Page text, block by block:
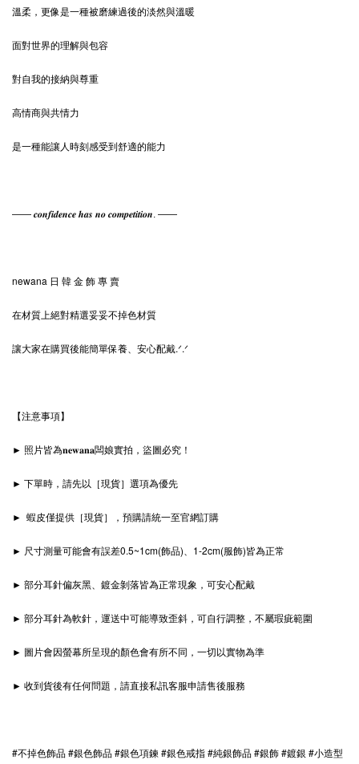
溫柔，更像是一種被磨練過後的淡然與溫暖
面對世界的理解與包容
對自我的接納與尊重
高情商與共情力
是一種能讓人時刻感受到舒適的能力
—— 𝒄𝒐𝒏𝒇𝒊𝒅𝒆𝒏𝒄𝒆 𝒉𝒂𝒔 𝒏𝒐 𝒄𝒐𝒎𝒑𝒆𝒕𝒊𝒕𝒊𝒐𝒏. ——
newana 日 韓 金 飾 專 賣
在材質上絕對精選妥妥不掉色材質
讓大家在購買後能簡單保養、安心配戴.ᐟ‪‪‪.ᐟ
【注意事項】
► 照片皆為𝐧𝐞𝐰𝐚𝐧𝐚闆娘實拍，盜圖必究！
► 下單時，請先以［現貨］選項為優先
► 蝦皮僅提供［現貨］，預購請統一至官網訂購
► 尺寸測量可能會有誤差0.5~1cm(飾品)、1-2cm(服飾)皆為正常
► 部分耳針偏灰黑、鍍金剝落皆為正常現象，可安心配戴
► 部分耳針為軟針，運送中可能導致歪斜，可自行調整，不屬瑕疵範圍
► 圖片會因螢幕所呈現的顏色會有所不同，一切以實物為準
► 收到貨後有任何問題，請直接私訊客服申請售後服務
#不掉色飾品 #銀色飾品 #銀色項鍊 #銀色戒指 #純銀飾品 #銀飾 #鍍銀 #小造型